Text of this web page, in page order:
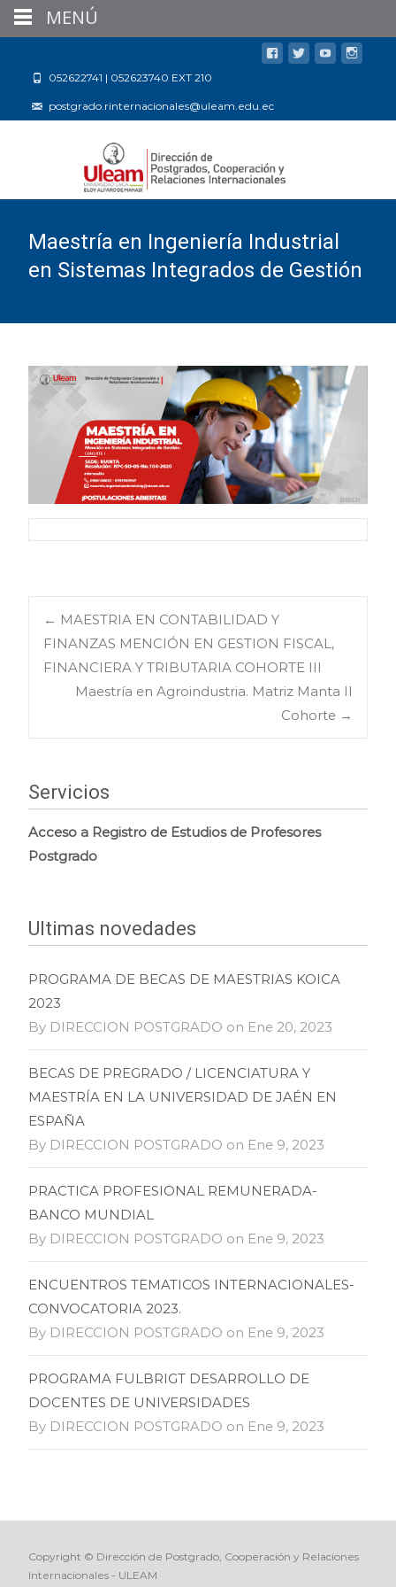
052622741 | 052623740 EXT 210
postgrado.rinternacionales@uleam.edu.ec
Maestría en Ingeniería Industrial
en Sistemas Integrados de Gestión
Navegación
de
entradas
← MAESTRIA EN CONTABILIDAD Y
FINANZAS MENCIÓN EN GESTION FISCAL,
FINANCIERA Y TRIBUTARIA COHORTE III
Maestría en Agroindustria. Matriz Manta II
Cohorte →
Servicios
Acceso a Registro de Estudios de Profesores
Postgrado
Ultimas novedades
PROGRAMA DE BECAS DE MAESTRIAS KOICA
2023
By DIRECCION POSTGRADO on Ene 20, 2023
BECAS DE PREGRADO / LICENCIATURA Y
MAESTRÍA EN LA UNIVERSIDAD DE JAÉN EN
ESPAÑA
By DIRECCION POSTGRADO on Ene 9, 2023
PRACTICA PROFESIONAL REMUNERADA-
BANCO MUNDIAL
By DIRECCION POSTGRADO on Ene 9, 2023
ENCUENTROS TEMATICOS INTERNACIONALES-
CONVOCATORIA 2023.
By DIRECCION POSTGRADO on Ene 9, 2023
PROGRAMA FULBRIGT DESARROLLO DE
DOCENTES DE UNIVERSIDADES
By DIRECCION POSTGRADO on Ene 9, 2023
Copyright © Dirección de Postgrado, Cooperación y Relaciones
Internacionales - ULEAM
MENÚ